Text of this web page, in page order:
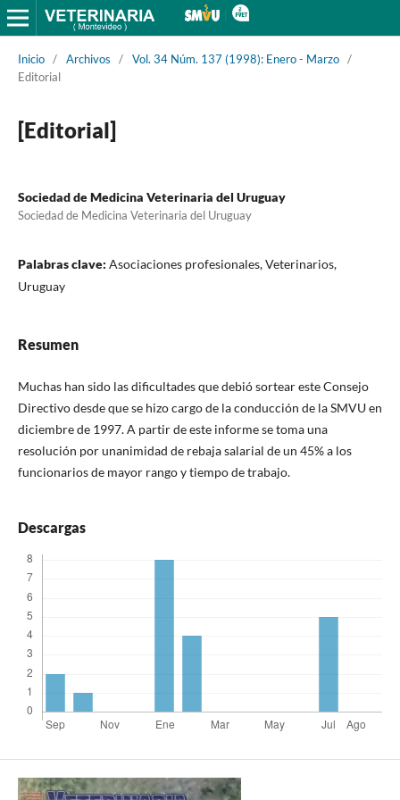
Inicio / Archivos / Vol. 34 Núm. 137 (1998): Enero - Marzo /
Editorial
[Editorial]
Sociedad de Medicina Veterinaria del Uruguay
Sociedad de Medicina Veterinaria del Uruguay
Palabras clave: Asociaciones profesionales, Veterinarios,
Uruguay
Resumen
Muchas han sido las dificultades que debió sortear este Consejo
Directivo desde que se hizo cargo de la conducción de la SMVU en
diciembre de 1997. A partir de este informe se toma una
resolución por unanimidad de rebaja salarial de un 45% a los
funcionarios de mayor rango y tiempo de trabajo.
Descargas